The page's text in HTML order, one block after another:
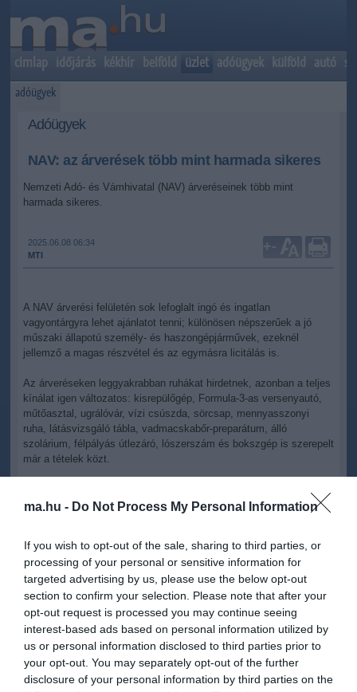
ma.hu - Do Not Process My Personal Information
If you wish to opt-out of the sale, sharing to third parties, or
processing of your personal or sensitive information for
targeted advertising by us, please use the below opt-out
section to confirm your selection. Please note that after your
opt-out request is processed you may continue seeing
interest-based ads based on personal information utilized by
us or personal information disclosed to third parties prior to
your opt-out. You may separately opt-out of the further
disclosure of your personal information by third parties on the
címlap időjárás kékhír belföld üzlet adóügyek külföld autó
adóügyek
Adóügyek
NAV: az árverések több mint harmada sikeres
Nemzeti Adó- és Vámhivatal (NAV) árveréseinek több mint
harmada sikeres.
2025.06.08 06:34
MTI
+-
A NAV árverési felületén sok lefoglalt ingó és ingatlan
vagyontárgyra lehet ajánlatot tenni; különösen népszerűek a jó
műszaki állapotú személy- és haszongépjárművek, ezeknél
jellemző a magas részvétel és az egymásra licitálás is.
Az árveréseken leggyakrabban ruhákat hirdetnek, azonban a teljes
kínálat igen változatos: kisrepülőgép, Formula-3-as versenyautó,
műtőasztal, ugrálóvár, vízi csúszda, sörcsap, mennyasszonyi
ruha, látásvizsgáló tábla, vadmacskabőr-preparátum, álló
szolárium, félpályás útlezáró, lószerszám és bokszgép is szerepelt
már a tételek közt.
Ferrari Keyvany F8 835 Super Tributo típusú sportautó volt, amely
Közölték azt is, hogy ha a licitáló nyer, nyolc napja van arra, hogy
a felajánlott vételárat kifizesse, és tizenöt napon belül el kell
szállítania a tételt, a megtett ajánlat nem vonható vissza.
Ha a nyertes nem fizet, akkor kizárják, további árveréseken nem
vehet részt mindaddig, amíg nem rendezi tartozását.
Ha egyedül vett részt az árverésen, a felajánlott teljes összeget
kell kifizetnie, ha több résztvevő is volt, akkor a sorrendben
következő ajánlatevő licitje és a saját felajánlott vételár